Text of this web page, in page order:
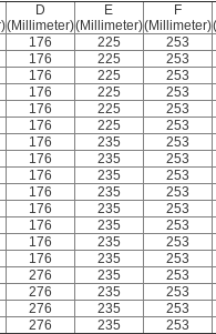
D
(Millimeter)
E
(Millimeter)
F
(Millimeter)
176 225
253
176 225
253
176 225
253
176 225
253
176 225
253
176 225
253
176 235
253
176 235
253
176 235
253
176 235
253
176 235
253
176 235
253
176 235
253
176 235
253
276 235
253
276 235
253
276 235
253
276 235 253